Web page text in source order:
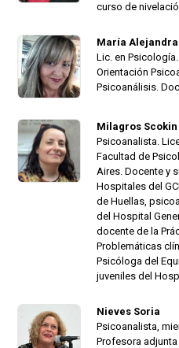
curso de
María Alejandra
Lic. en
Orientación
Psicoanálisis.
Milagros Scokin
Psicoanalista.
Facultad de
Aires. Docente y
Hospitales del
de Huellas,
del Hospital
docente de la
Problemáticas
Psicóloga del
juveniles del
Nieves Soria
Psicoanalista,
Profesora